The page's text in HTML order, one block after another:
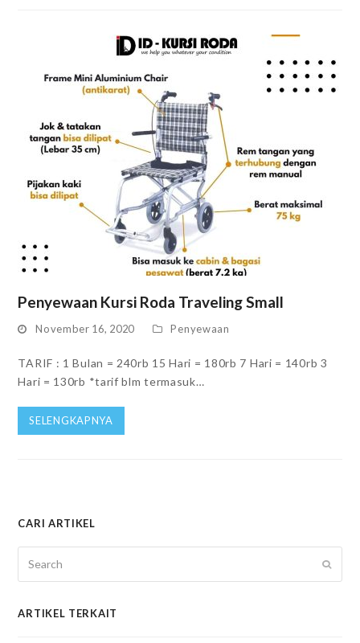
Penyewaan Kursi Roda Traveling Small
November 16, 2020 Penyewaan
TARIF : 1 Bulan = 240rb 15 Hari = 180rb 7 Hari = 140rb 3
Hari = 130rb *tarif blm termasuk…
SELENGKAPNYA
CARI ARTIKEL
ARTIKEL TERKAIT